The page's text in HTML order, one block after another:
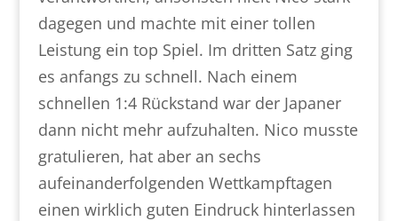
dagegen und machte mit einer tollen
Leistung ein top Spiel. Im dritten Satz ging
es anfangs zu schnell. Nach einem
schnellen 1:4 Rückstand war der Japaner
dann nicht mehr aufzuhalten. Nico musste
gratulieren, hat aber an sechs
aufeinanderfolgenden Wettkampftagen
einen wirklich guten Eindruck hinterlassen